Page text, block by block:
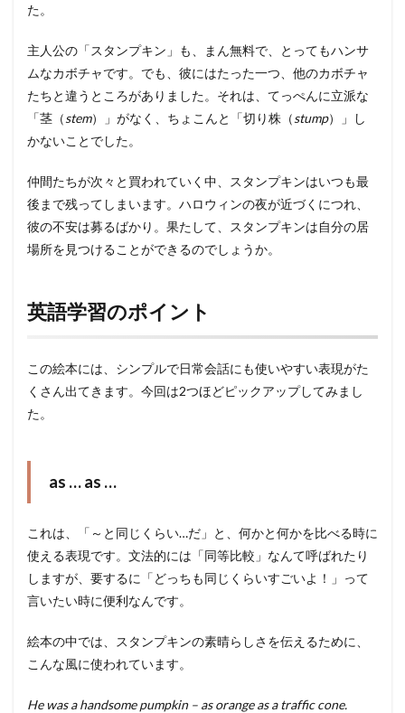
た。
主人公の「スタンプキン」も、まん無料で、とってもハンサ
ムなカボチャです。でも、彼にはたった一つ、他のカボチャ
たちと違うところがありました。それは、てっぺんに立派な
「茎（stem）」がなく、ちょこんと「切り株（stump）」し
かないことでした。
仲間たちが次々と買われていく中、スタンプキンはいつも最
後まで残ってしまいます。ハロウィンの夜が近づくにつれ、
彼の不安は募るばかり。果たして、スタンプキンは自分の居
場所を見つけることができるのでしょうか。
英語学習のポイント
この絵本には、シンプルで日常会話にも使いやすい表現がた
くさん出てきます。今回は2つほどピックアップしてみまし
た。
as … as …
これは、「～と同じくらい…だ」と、何かと何かを比べる時に
使える表現です。文法的には「同等比較」なんて呼ばれたり
しますが、要するに「どっちも同じくらいすごいよ！」って
言いたい時に便利なんです。
絵本の中では、スタンプキンの素晴らしさを伝えるために、
こんな風に使われています。
He was a handsome pumpkin – as orange as a traffic cone.